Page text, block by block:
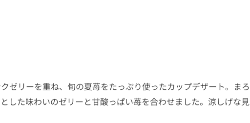
ゼリーを重ね、旬の夏苺をたっぷり使ったカップデザート。まろ
した味わいのゼリーと甘酸っぱい苺を合わせました。涼しげな見